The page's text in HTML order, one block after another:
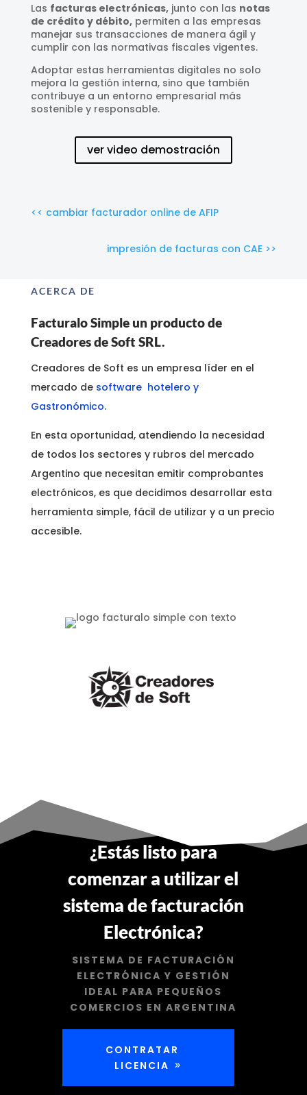
Las facturas electrónicas,junto con las notas
de crédito y débito,permiten a las empresas
manejar sus transacciones de manera ágil y
cumplir con las normativas fiscales vigentes.
Adoptar estas herramientas digitales no solo
mejora la gestión interna, sino que también
contribuye a un entorno empresarial más
sostenible y responsable.
ver video demostración
<< cambiar facturador online de AFIP
impresión de facturas con CAE >>
ACERCA DE
Facturalo Simple un producto de
Creadores de Soft SRL.
Creadores de Soft es un empresa líder en el
mercado de software hotelero y
Gastronómico.
En esta oportunidad, atendiendo la necesidad
de todos los sectores y rubros del mercado
Argentino que necesitan emitir comprobantes
electrónicos, es que decidimos desarrollar esta
herramienta simple, fácil de utilizar y a un precio
accesible.
¿Estás listo para
comenzar a utilizar el
sistema de facturación
Electrónica?
SISTEMA DE FACTURACIÓN
ELECTRÓNICA Y GESTIÓN
IDEAL PARA PEQUEÑOS
COMERCIOS EN ARGENTINA
CONTRATAR
LICENCIA